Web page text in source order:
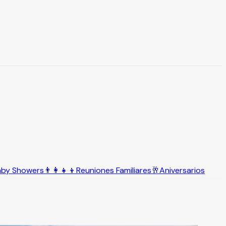
Showers 👨‍👩‍👧‍👦 Reuniones Familiares🥂Aniversarios